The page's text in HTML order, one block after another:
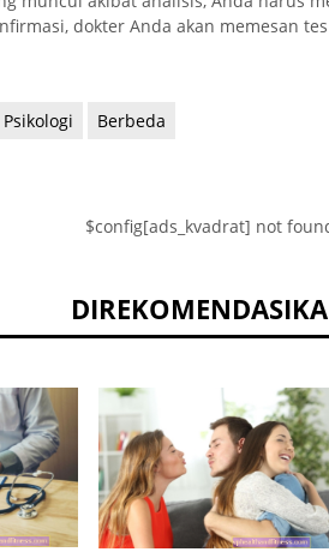
dokter Anda akan memesan
Psikologi Berbeda
$config[ads_kvadrat] not